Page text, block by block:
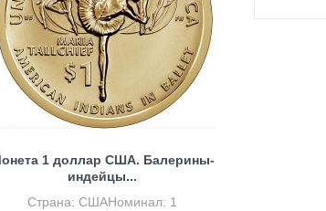
1 доллар США. Балерины-
индейцы...
Страна: СШАНоминал: 1